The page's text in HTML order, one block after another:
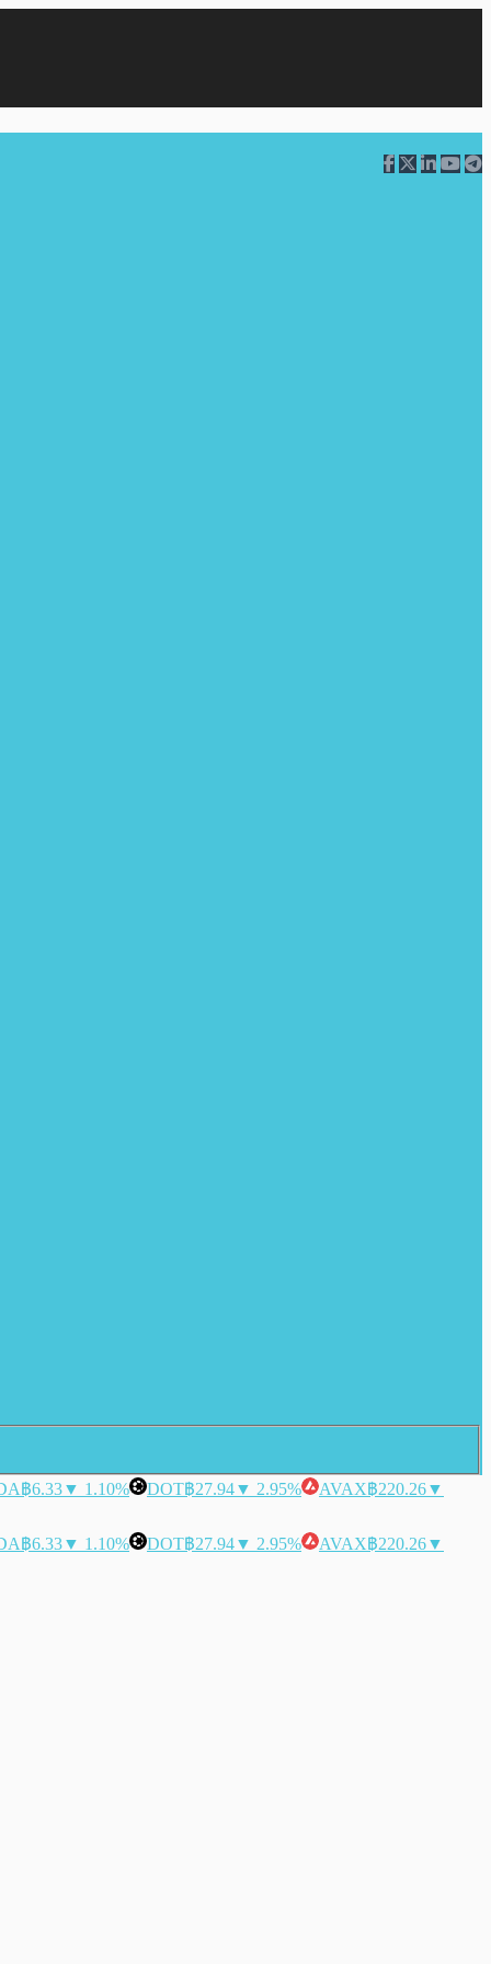
฿6.33▼ 1.10% DOT฿27.94▼ 2.95% AVAX฿220.26▼
฿6.33▼ 1.10% DOT฿27.94▼ 2.95% AVAX฿220.26▼